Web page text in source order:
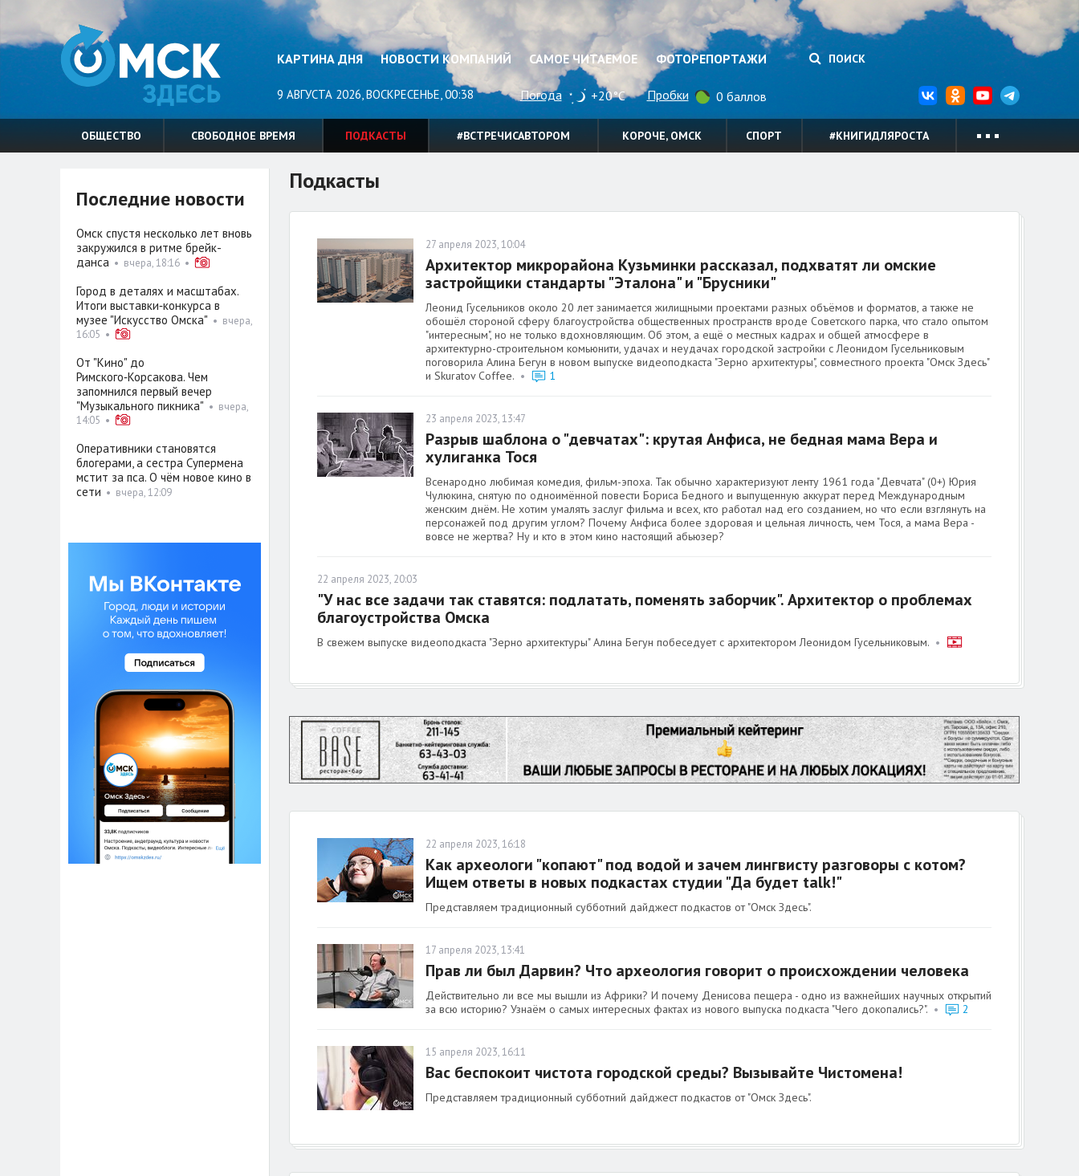
КАРТИНА ДНЯ НОВОСТИ КОМПАНИЙ САМОЕ ЧИТАЕМОЕ ФОТОРЕПОРТАЖИ ПОИСК
9 АВГУСТА 2026, ВОСКРЕСЕНЬЕ, 00:38 Погода +20°C Пробки 0 баллов
ОБЩЕСТВО СВОБОДНОЕ ВРЕМЯ ПОДКАСТЫ #ВСТРЕЧИСАВТОРОМ КОРОЧЕ, ОМСК СПОРТ #КНИГИДЛЯРОСТА
Подкасты
27 апреля 2023, 10:04
Архитектор микрорайона Кузьминки рассказал, подхватят ли омские
застройщики стандарты "Эталона" и "Брусники"
Леонид Гусельников около 20 лет занимается жилищными проектами разных объёмов и форматов, а также не
обошёл стороной сферу благоустройства общественных пространств вроде Советского парка, что стало опытом
"интересным", но не только вдохновляющим. Об этом, а ещё о местных кадрах и общей атмосфере в
архитектурно-строительном комьюнити, удачах и неудачах городской застройки с Леонидом Гусельниковым
поговорила Алина Бегун в новом выпуске видеоподкаста "Зерно архитектуры", совместного проекта "Омск Здесь"
и Skuratov Coffee.• 1
23 апреля 2023, 13:47
Разрыв шаблона о "девчатах": крутая Анфиса, не бедная мама Вера и
хулиганка Тося
Всенародно любимая комедия, фильм-эпоха. Так обычно характеризуют ленту 1961 года "Девчата" (0+) Юрия
Чулюкина, снятую по одноимённой повести Бориса Бедного и выпущенную аккурат перед Международным
женским днём. Не хотим умалять заслуг фильма и всех, кто работал над его созданием, но что если взглянуть на
персонажей под другим углом? Почему Анфиса более здоровая и цельная личность, чем Тося, а мама Вера -
вовсе не жертва? Ну и кто в этом кино настоящий абьюзер?
22 апреля 2023, 20:03
"У нас все задачи так ставятся: подлатать, поменять заборчик". Архитектор о проблемах
благоустройства Омска
В свежем выпуске видеоподкаста "Зерно архитектуры" Алина Бегун побеседует с архитектором Леонидом Гусельниковым.•
22 апреля 2023, 16:18
Как археологи "копают" под водой и зачем лингвисту разговоры с котом?
Ищем ответы в новых подкастах студии "Да будет talk!"
Представляем традиционный субботний дайджест подкастов от "Омск Здесь".
17 апреля 2023, 13:41
Прав ли был Дарвин? Что археология говорит о происхождении человека
Действительно ли все мы вышли из Африки? И почему Денисова пещера - одно из важнейших научных открытий
за всю историю? Узнаём о самых интересных фактах из нового выпуска подкаста "Чего докопались?".• 2
15 апреля 2023, 16:11
Вас беспокоит чистота городской среды? Вызывайте Чистомена!
Представляем традиционный субботний дайджест подкастов от "Омск Здесь".
Последние новости
Омск спустя несколько лет вновь
закружился в ритме брейк-
данса• вчера, 18:16•
Город в деталях и масштабах.
Итоги выставки‑конкурса в
музее "Искусство Омска" • вчера,
16:05 •
От "Кино" до
Римского‑Корсакова. Чем
запомнился первый вечер
"Музыкального пикника" • вчера,
14:05 •
Оперативники становятся
блогерами, а сестра Супермена
мстит за пса. О чём новое кино в
сети • вчера, 12:09